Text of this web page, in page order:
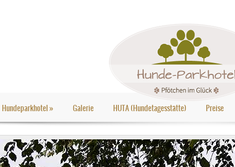
Hundeparkhotel» Galerie HUTA (Hundetagesstätte) Preise